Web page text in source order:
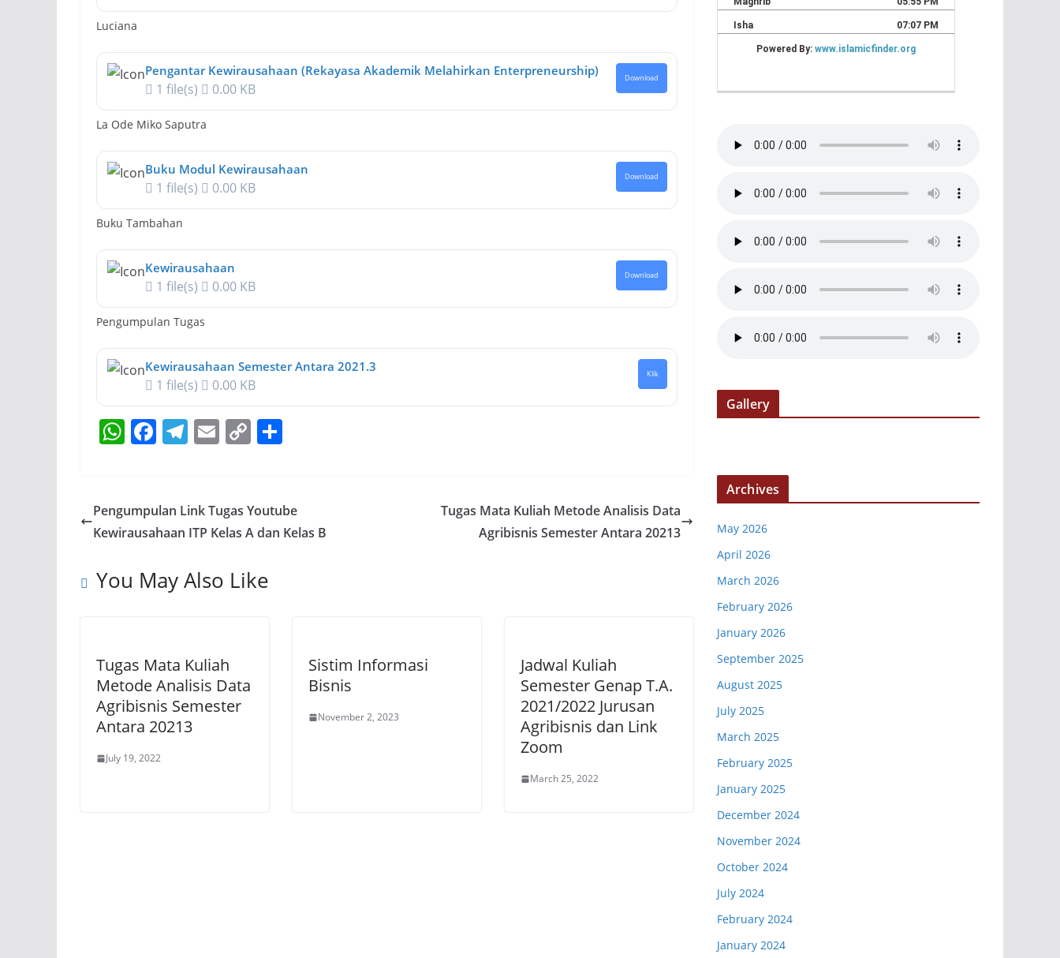
Luciana
Pengantar Kewirausahaan (Rekayasa Akademik Melahirkan Enterpreneurship)
1 file(s) 0.00 KB
Download
La Ode Miko Saputra
Buku Modul Kewirausahaan
1 file(s) 0.00 KB
Download
Buku Tambahan
Kewirausahaan
1 file(s) 0.00 KB
Download
Pengumpulan Tugas
Kewirausahaan Semester Antara 2021.3
1 file(s) 0.00 KB
Klik
W
s
A
p
F
e
b
o
T
gr
a
E
l
C
y
Li
k
e
Pengumpulan Link Tugas Youtube
Kewirausahaan ITP Kelas A dan Kelas B
Tugas Mata Kuliah Metode Analisis Data
Agribisnis Semester Antara 20213
You May Also Like
Tugas Mata Kuliah
Metode Analisis Data
Agribisnis Semester
Antara 20213
July 19, 2022
Sistim Informasi
Bisnis
November 2, 2023
Jadwal Kuliah
Semester Genap T.A.
2021/2022 Jurusan
Agribisnis dan Link
Zoom
March 25, 2022
Gallery
Archives
May 2026
April 2026
March 2026
February 2026
January 2026
September 2025
August 2025
July 2025
March 2025
February 2025
January 2025
December 2024
November 2024
October 2024
July 2024
February 2024
January 2024